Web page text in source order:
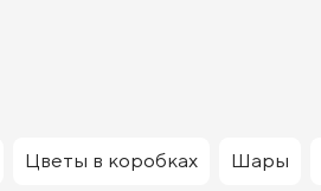
Цветы в коробках Шары